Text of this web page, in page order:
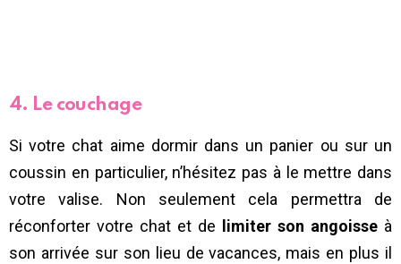
4. Le couchage
Si votre chat aime dormir dans un panier ou sur un
coussin en particulier, n’hésitez pas à le mettre dans
votre valise. Non seulement cela permettra de
réconforter votre chat et de
limiter son angoisse à
son arrivée sur son lieu de vacances, mais en plus il